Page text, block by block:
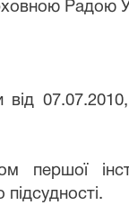
Радою
від